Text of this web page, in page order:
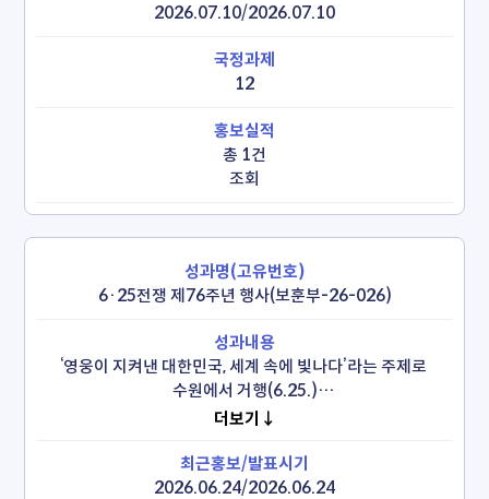
2026.07.10/2026.07.10
12
총 1건
조회
6·25전쟁 제76주년 행사(보훈부-26-026)
‘영웅이 지켜낸 대한민국, 세계 속에 빛나다’라는 주제로
수원에서 거행(6.25.)
  *6.25참전유공자와 미래세대, 정부, 군 주요 인사, 주한
*참전유공자의 헌신을 바탕으로 이룩한 대한민국의 발전과
번영을 직접적으로 재조명
더보기↓
2026.06.24/2026.06.24